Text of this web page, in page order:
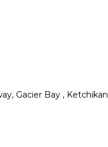
Gacier Bay , Ketchikan